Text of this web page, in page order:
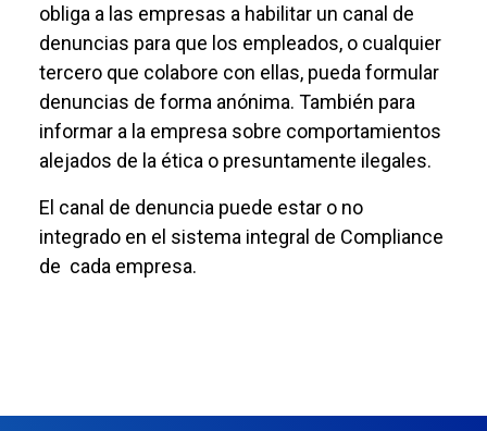
obliga a las empresas a habilitar un canal de
denuncias para que los empleados, o cualquier
tercero que colabore con ellas, pueda formular
denuncias de forma anónima. También para
informar a la empresa sobre comportamientos
alejados de la ética o presuntamente ilegales.
El canal de denuncia puede estar o no
integrado en el sistema integral de Compliance
de cada empresa.